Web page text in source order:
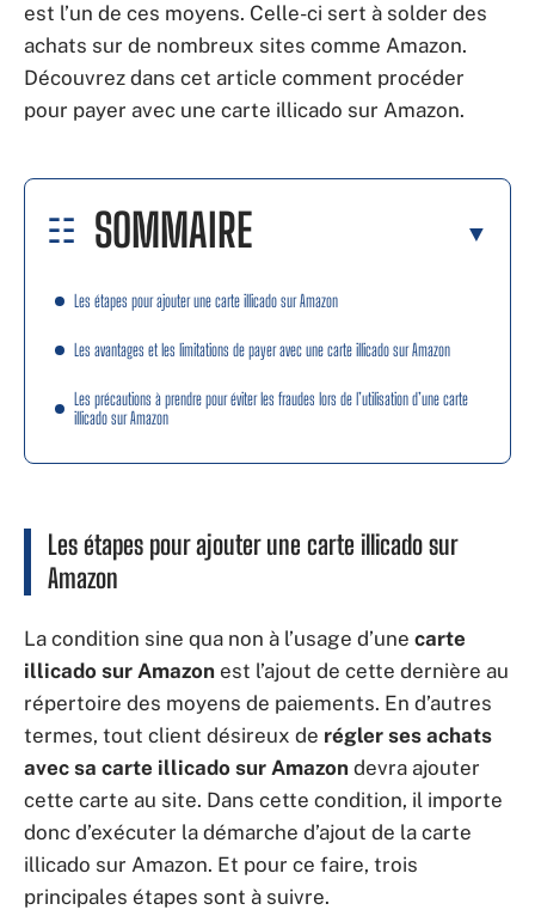
est l’un de ces moyens. Celle-ci sert à solder des
achats sur de nombreux sites comme Amazon.
Découvrez dans cet article comment procéder
pour payer avec une carte illicado sur Amazon.
SOMMAIRE
Les étapes pour ajouter une carte illicado sur Amazon
Les avantages et les limitations de payer avec une carte illicado sur Amazon
Les précautions à prendre pour éviter les fraudes lors de l’utilisation d’une carte
illicado sur Amazon
Les étapes pour ajouter une carte illicado sur
Amazon
La condition sine qua non à l’usage d’une carte
illicado sur Amazon est l’ajout de cette dernière au
répertoire des moyens de paiements. En d’autres
termes, tout client désireux de régler ses achats
avec sa carte illicado sur Amazon devra ajouter
cette carte au site. Dans cette condition, il importe
donc d’exécuter la démarche d’ajout de la carte
illicado sur Amazon. Et pour ce faire, trois
principales étapes sont à suivre.